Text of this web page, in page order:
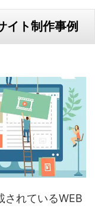
ト制作事例
れているWEB